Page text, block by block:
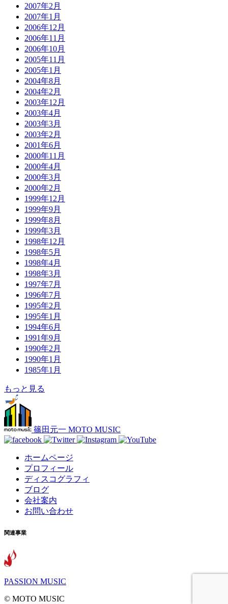
2007年2月
2007年1月
2006年12月
2006年11月
2006年10月
2005年11月
2005年1月
2004年8月
2004年2月
2003年12月
2003年4月
2003年3月
2003年2月
2001年6月
2000年11月
2000年4月
2000年3月
2000年2月
1999年12月
1999年9月
1999年8月
1999年3月
1998年12月
1998年5月
1998年4月
1998年3月
1997年7月
1996年7月
1995年2月
1995年1月
1994年6月
1991年9月
1990年2月
1990年1月
1985年1月
もっと見る
篠田元一 MOTO MUSIC
ホームページ
プロフィール
ディスコグラフィ
ブログ
会社案内
お問い合わせ
関連事業
PASSION MUSIC
©️ MOTO MUSIC